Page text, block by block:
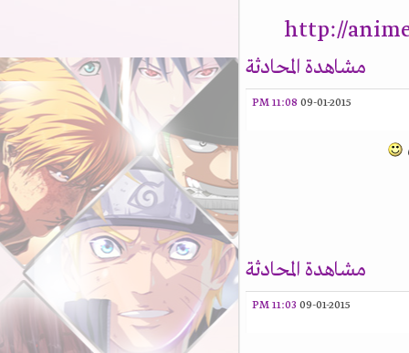
http://
مشاهدة المحادثة
09-01-2015
11:08 PM
مشاهدة المحادثة
09-01-2015
11:03 PM